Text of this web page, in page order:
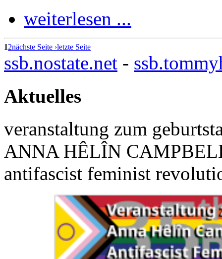
weiterlesen ...
12nächste Seite ›letzte Seite
ssb.nostate.net -
Aktuelles
veranstaltung zum
ANNA HÊLÎN
antifascist feminist